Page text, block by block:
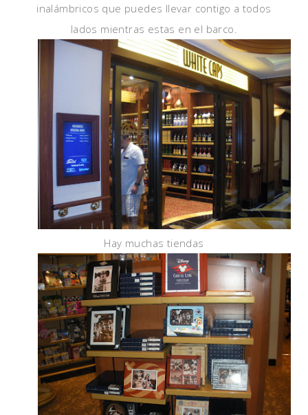
inalámbricos que puedes llevar contigo a todos
lados mientras estas en el barco.
Hay muchas tiendas